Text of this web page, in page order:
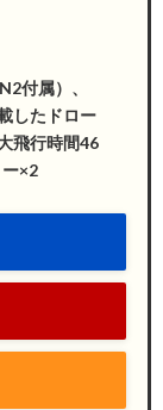
付属）、
したドロー
飛行時間46
×2